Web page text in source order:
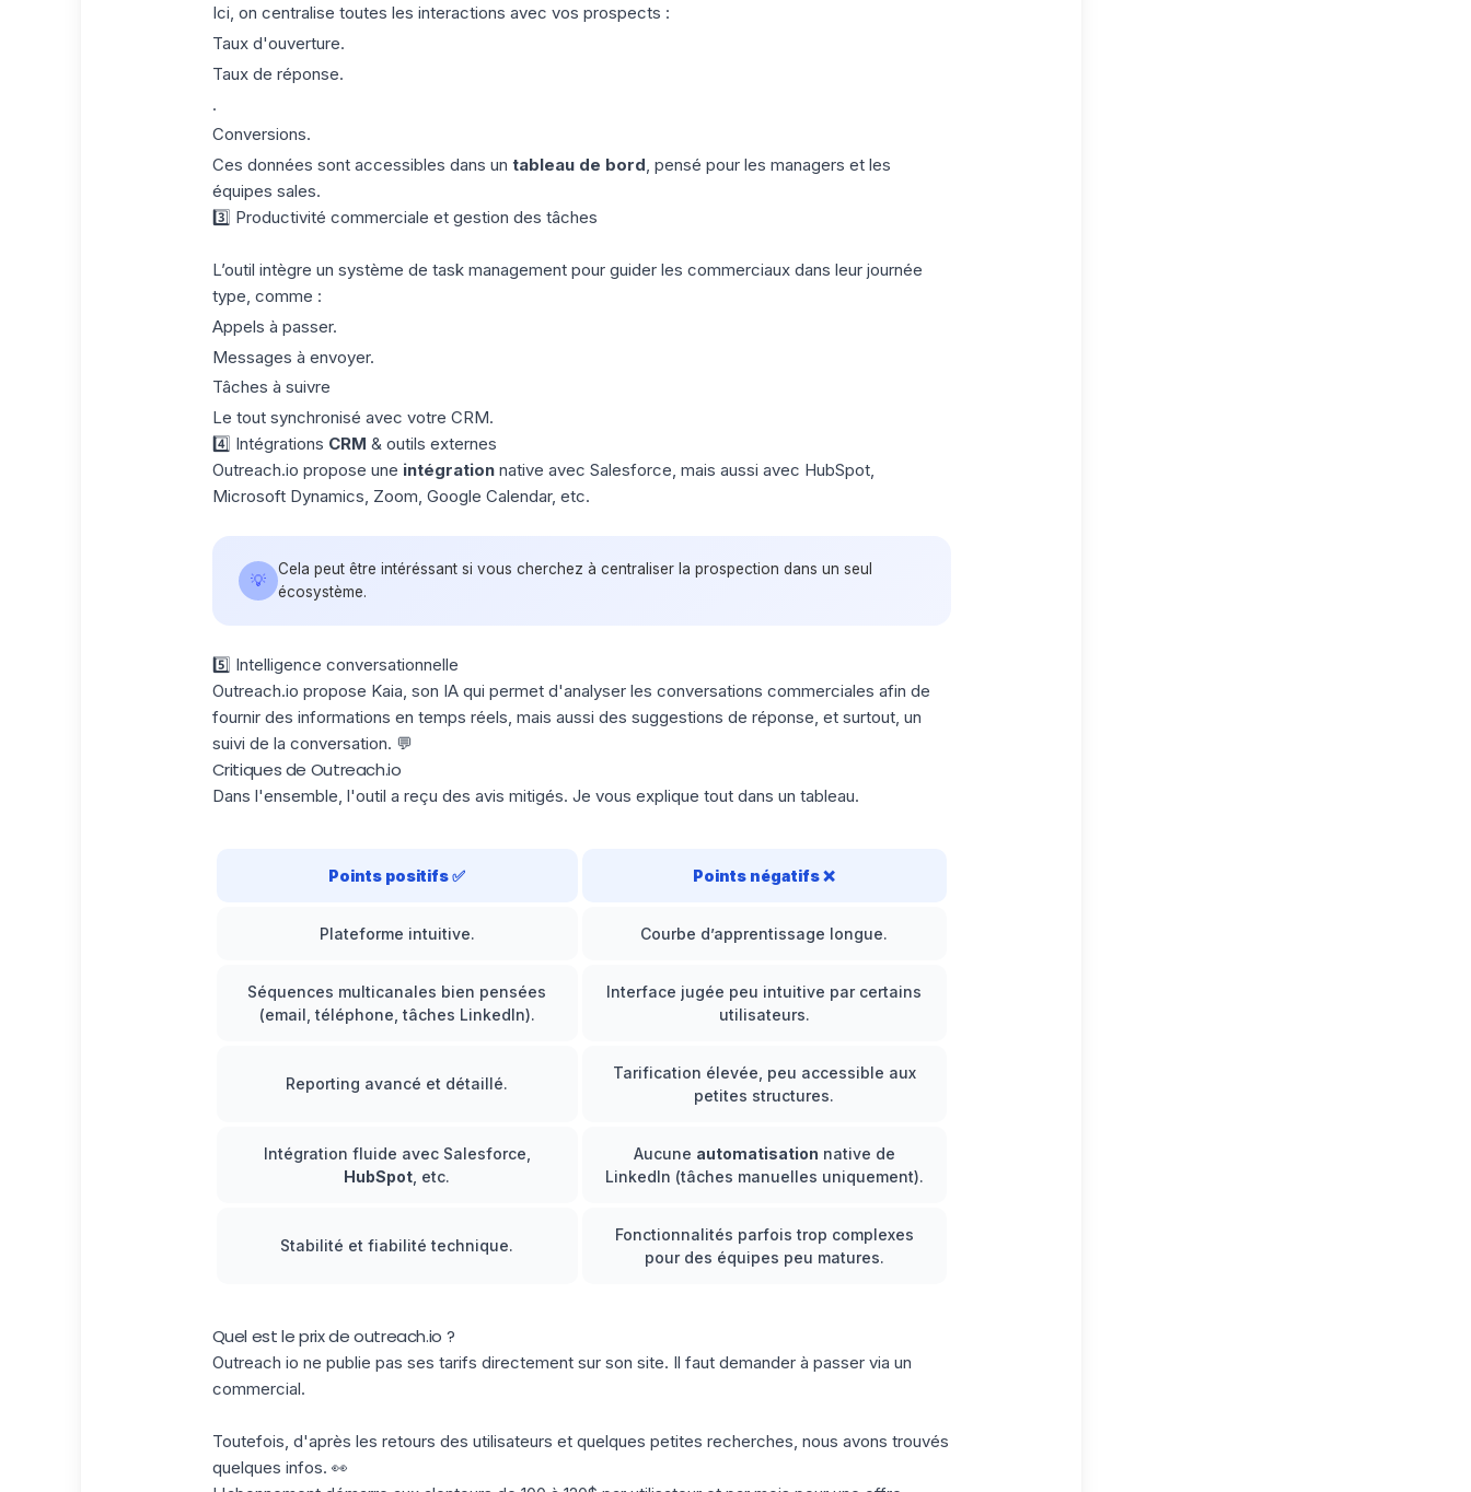
Ici, on centralise toutes les interactions avec vos prospects :
Taux d'ouverture.
Taux de réponse.
.
Conversions.
Ces données sont accessibles dans un tableau de bord, pensé pour les managers et les
équipes sales.
3️⃣ Productivité commerciale et gestion des tâches
L’outil intègre un système de task management pour guider les commerciaux dans leur journée
type, comme :
Appels à passer.
Messages à envoyer.
Tâches à suivre
Le tout synchronisé avec votre CRM.
4️⃣ Intégrations CRM & outils externes
Outreach.io propose une intégrationnative avec Salesforce, mais aussi avec HubSpot,
Microsoft Dynamics, Zoom, Google Calendar, etc.
💡
Cela peut être intéréssant si vous cherchez à centraliser la prospection dans un seul
écosystème.
5️⃣ Intelligence conversationnelle
Outreach.io propose Kaia, son IA qui permet d'analyser les conversations commerciales afin de
fournir des informations en temps réels, mais aussi des suggestions de réponse, et surtout, un
suivi de la conversation. 💬
Critiques de Outreach.io
Dans l'ensemble, l'outil a reçu des avis mitigés. Je vous explique tout dans un tableau.
Points positifs✅ Points négatifs❌
Plateforme intuitive. Courbe d’apprentissage longue.
Séquences multicanales bien pensées
(email, téléphone, tâches LinkedIn).
Interface jugée peu intuitive par certains
utilisateurs.
Reporting avancé et détaillé.
Tarification élevée, peu accessible aux
petites structures.
Intégration fluide avec Salesforce,
HubSpot , etc.
Aucune automatisation native de
LinkedIn (tâches manuelles uniquement).
Stabilité et fiabilité technique.
Fonctionnalités parfois trop complexes
pour des équipes peu matures.
Quel est le prix de outreach.io ?
Outreach io ne publie pas ses tarifs directement sur son site. Il faut demander à passer via un
commercial.
Toutefois, d'après les retours des utilisateurs et quelques petites recherches, nous avons trouvés
quelques infos. 👀